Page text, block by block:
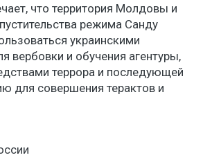
что территория Молдовы и
режима Санду
украинскими
вербовки и обучения агентуры,
террора и последующей
для совершения терактов и